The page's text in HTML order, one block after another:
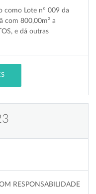
como Lote nº 009 da
com 800,00m² a
e dá outras
RESPONSABILIDADE